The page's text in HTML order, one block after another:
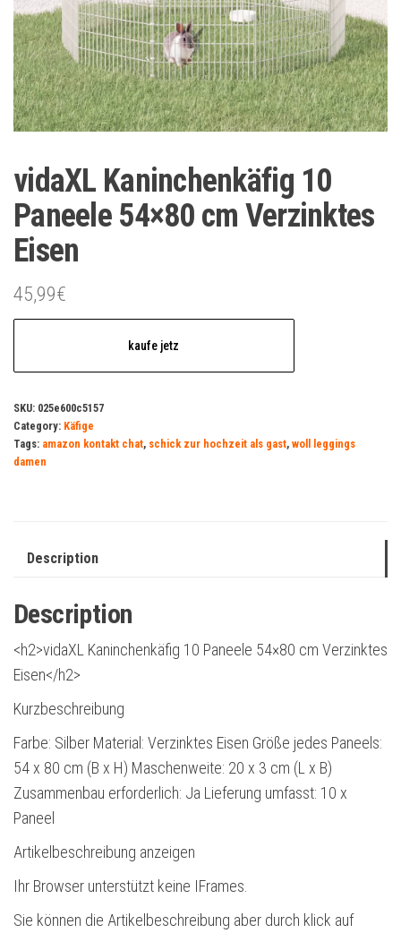
vidaXL Kaninchenkäfig 10
Paneele 54×80 cm Verzinktes
Eisen
45,99€
kaufe jetz
SKU: 025e600c5157
Category: Käfige
Tags: amazon kontakt chat, schick zur hochzeit als gast, woll leggings
damen
Description
Description
<h2>vidaXL Kaninchenkäfig 10 Paneele 54×80 cm Verzinktes
Eisen</h2>
Kurzbeschreibung
Farbe: Silber Material: Verzinktes Eisen Größe jedes Paneels:
54 x 80 cm (B x H) Maschenweite: 20 x 3 cm (L x B)
Zusammenbau erforderlich: Ja Lieferung umfasst: 10 x
Paneel
Artikelbeschreibung anzeigen
Ihr Browser unterstützt keine IFrames.
Sie können die Artikelbeschreibung aber durch klick auf